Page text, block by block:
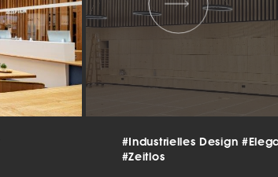
#Industrielles Design
#Zeitlos